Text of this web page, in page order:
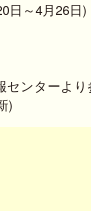
日～4月26日)
センターよ
)